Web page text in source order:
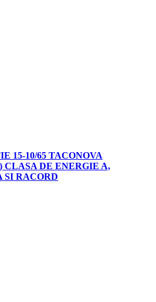
15-10/65 TACONOVA
CLASA DE ENERGIE A,
SI RACORD